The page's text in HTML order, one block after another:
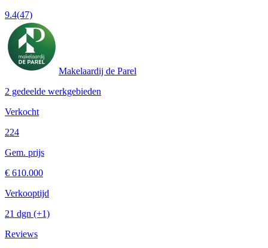
9.4(47)
Makelaardij de Parel
2 gedeelde werkgebieden
Verkocht
224
Gem. prijs
€ 610.000
Verkooptijd
21 dgn (+1)
Reviews